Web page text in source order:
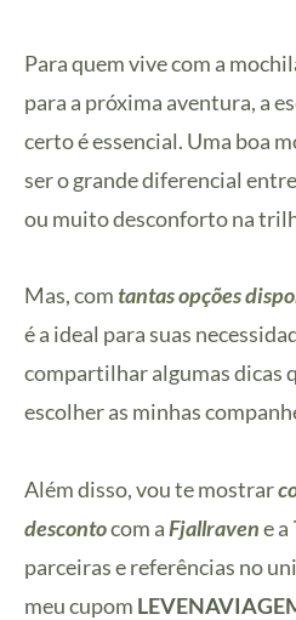
Para quem vive com a
para a próxima aventura, a
certo é essencial. Uma boa
ser o grande diferencial
ou muito desconforto na
Mas, com tantas opções
é a ideal para suas
compartilhar algumas dicas
escolher as minhas
Além disso, vou te mostrar
descontocom aFjallravene a
parceiras e referências no
meu cupom